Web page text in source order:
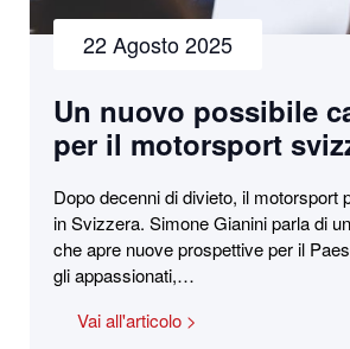
22 Agosto 2025
Un nuovo possibile
per il motorsport
Dopo decenni di divieto, il motorsport
in Svizzera. Simone Gianini parla di
che apre nuove prospettive per il
gli appassionati,…
Vai all'articolo >